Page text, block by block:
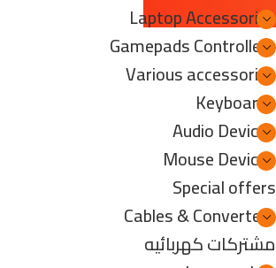
Laptop Accessories
Gamepads Controllers
Various accessories
Keyboards
Audio Devices
Mouse Devices
Special offers
Cables & Converters
مشتركات كهربائيه